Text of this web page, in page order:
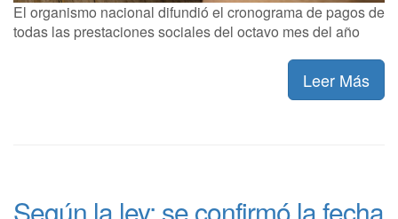
El organismo nacional difundió el cronograma de pagos de
todas las prestaciones sociales del octavo mes del año
Leer Más